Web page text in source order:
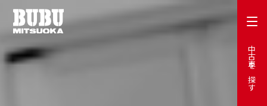
中古車を探す